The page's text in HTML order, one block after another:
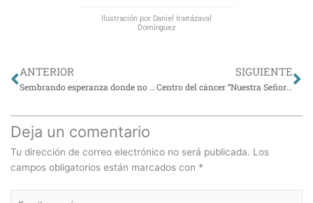
Ilustración por Daniel Irarrázaval
Domínguez
Ant
ANTERIOR
Sembrando esperanza donde no la hay
SIGUIENTE
Centro del cáncer “Nuestra Señora de la Esperanza”, UC Christus
Deja un comentario
Tu dirección de correo electrónico no será publicada. Los
campos obligatorios están marcados con *